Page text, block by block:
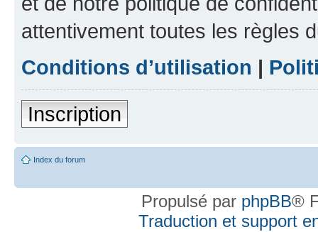
attentivement toutes les règles
Conditions d’utilisation |
Inscription
Index du forum
Propulsé par phpBB®
Traduction et support